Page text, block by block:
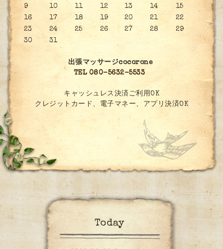
9
10 11 12 13 14
15
16
17 18 19 20 21
22
23
24 25 26 27 28
29
30
31
出張マッサージcocorone
TEL 080-5632-5533
キャッシュレス決済ご利用OK
クレジットカード、電子マネー、アプリ決済OK
Today